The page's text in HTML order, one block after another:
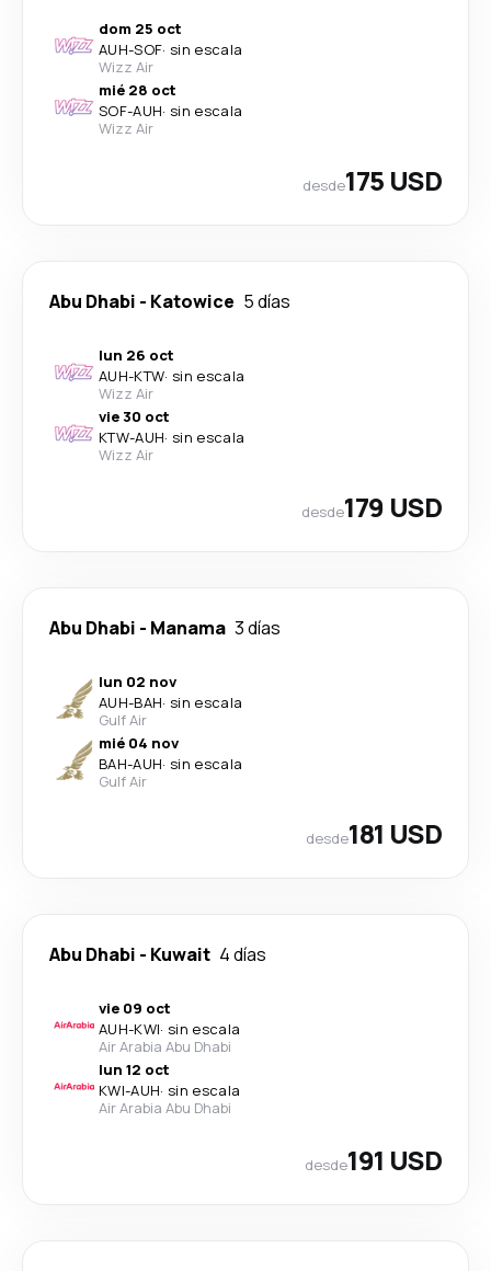
dom 25 oct
AUH-SOF· sin escala
Wizz Air
mié 28 oct
SOF-AUH· sin escala
Wizz Air
desde175 USD
Abu Dhabi - Katowice 5 días
lun 26 oct
AUH-KTW· sin escala
Wizz Air
vie 30 oct
KTW-AUH· sin escala
Wizz Air
desde179 USD
Abu Dhabi - Manama 3 días
lun 02 nov
AUH-BAH· sin escala
Gulf Air
mié 04 nov
BAH-AUH· sin escala
Gulf Air
desde181 USD
Abu Dhabi - Kuwait 4 días
vie 09 oct
AUH-KWI· sin escala
Air Arabia Abu Dhabi
lun 12 oct
KWI-AUH· sin escala
Air Arabia Abu Dhabi
desde191 USD